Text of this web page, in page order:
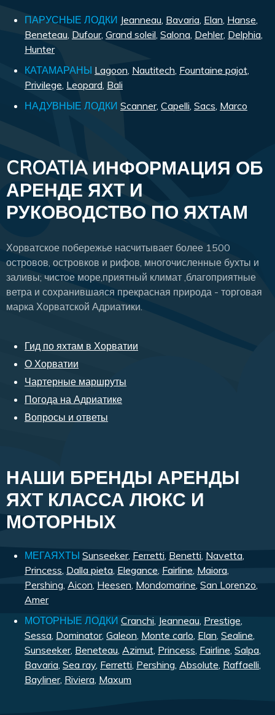
ПАРУСНЫЕ ЛОДКИ Jeanneau, Bavaria, Elan, Hanse,
Beneteau, Dufour, Grand soleil, Salona, Dehler, Delphia,
Hunter
КАТАМАРАНЫ Lagoon, Nautitech, Fountaine pajot,
Privilege, Leopard, Bali
НАДУВНЫЕ ЛОДКИ Scanner, Capelli, Sacs, Marco
CROATIA ИНФОРМАЦИЯ ОБ
АРЕНДЕ ЯХТ И
РУКОВОДСТВО ПО ЯХТАМ
Хорватское побережье насчитывает более 1500
островов, островков и рифов, многочисленные бухты и
заливы; чистое море,приятный климат ,благоприятные
ветра и сохранившаяся прекрасная природа - торговая
марка Хорватской Адриатики.
Гид по яхтам в Хорватии
О Хорватии
Чартерные маршруты
Погода на Адриатике
Вопросы и ответы
НАШИ БРЕНДЫ АРЕНДЫ
ЯХТ КЛАССА ЛЮКС И
МОТОРНЫХ
МЕГАЯХТЫ Sunseeker, Ferretti Benetti Navetta
Princess, Dalla pieta, Elegance, Fairline, Maiora,
Pershing Aicon Heesen Mondomarine San Lorenzo
Amer
МОТОРНЫЕ ЛОДКИ Cranchi Jeanneau Prestige
Sessa Dominator, Galeon Monte carlo Elan Sealine
Sunseeker, Beneteau Azimut Princess Fairline Salpa
Bavaria Sea ray, Ferretti Pershing Absolute Raffaelli
Bayliner, Riviera Maxum